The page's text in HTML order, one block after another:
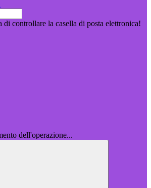
di controllare la casella di posta elettronica!
dell'operazione...